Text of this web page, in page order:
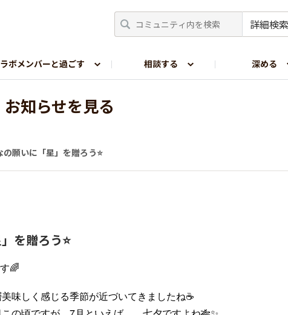
詳細検索
ラボメンバーと過ごす 相談する 深める
お知らせを見る
願いに「星」を贈ろう⭐
を贈ろう⭐
🌈
味しく感じる季節が近づいてきましたね☕